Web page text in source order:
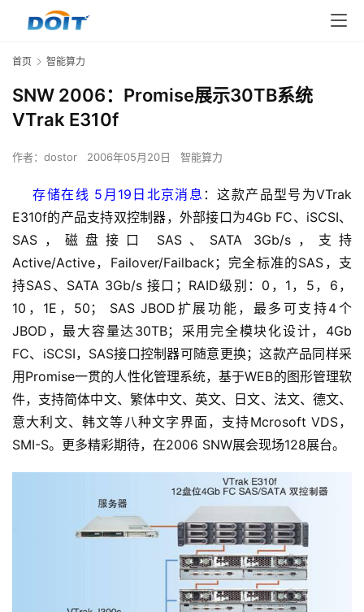
首页 智能算力
SNW 2006：Promise展示30TB系统
VTrak E310f
作者： dostor 2006年05月20日 智能算力
存储在线 5月19日北京消息 ：这款产品型号为VTrak
E310f的产品支持双控制器，外部接口为4Gb FC、iSCSI、
SAS，磁盘接口 SAS、SATA 3Gb/s，支持
Active/Active，Failover/Failback；完全标准的SAS，支
持SAS、SATA 3Gb/s 接口；RAID级别：0，1，5，6，
10，1E，50； SAS JBOD扩展功能，最多可支持4个
JBOD，最大容量达30TB；采用完全模块化设计，4Gb
FC、iSCSI，SAS接口控制器可随意更换；这款产品同样采
用Promise一贯的人性化管理系统，基于WEB的图形管理软
件，支持简体中文、繁体中文、英文、日文、法文、德文、
意大利文、韩文等八种文字界面，支持Mcrosoft VDS，
SMI-S。更多精彩期待，在2006 SNW展会现场128展台。